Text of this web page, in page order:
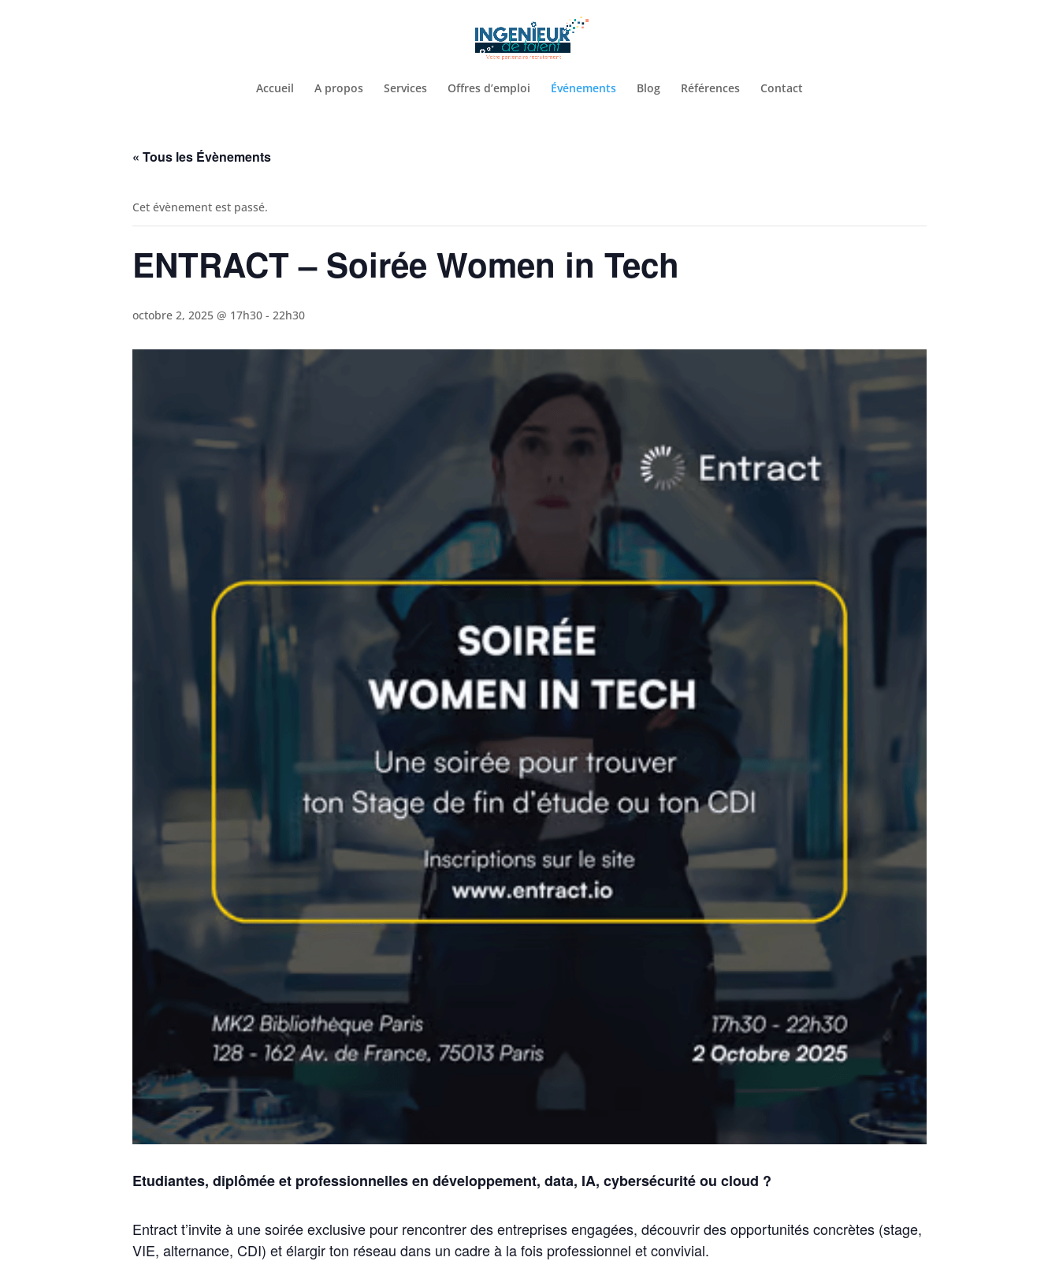
Accueil A propos Services Offres d’emploi Événements Blog Références Contact
« Tous les Évènements
Cet évènement est passé.
ENTRACT – Soirée Women in Tech
octobre 2, 2025 @ 17h30 - 22h30
Etudiantes, diplômée et professionnelles en développement, data, IA, cybersécurité ou cloud ?
Entract t’invite à une soirée exclusive pour rencontrer des entreprises engagées, découvrir des opportunités concrètes (stage,
VIE, alternance, CDI) et élargir ton réseau dans un cadre à la fois professionnel et convivial.